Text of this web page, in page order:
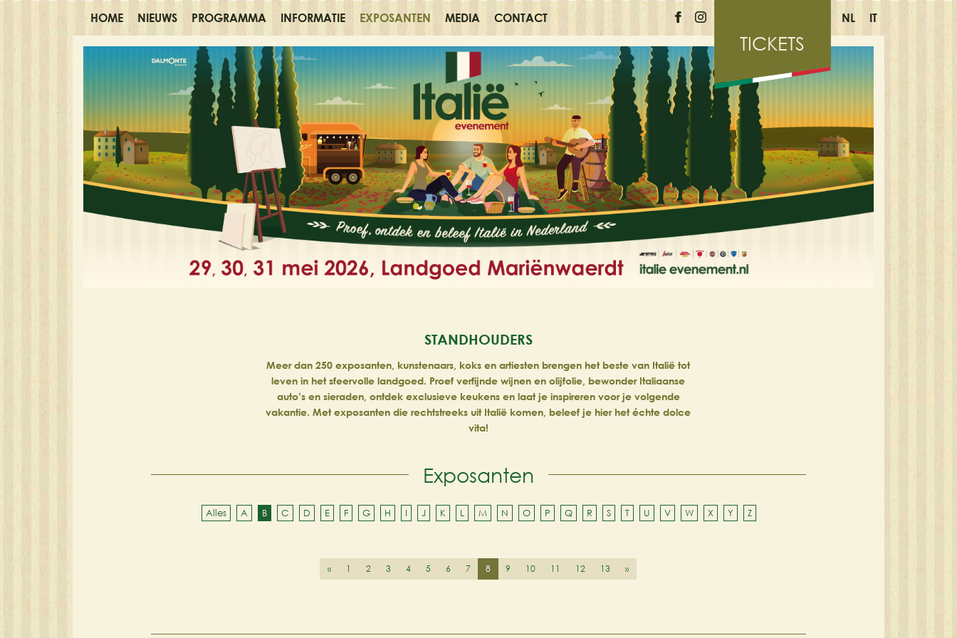
HOME NIEUWS PROGRAMMA INFORMATIE EXPOSANTEN MEDIA CONTACT NL IT
TICKETS
STANDHOUDERS
Meer dan 250 exposanten, kunstenaars, koks en artiesten brengen het beste van Italië tot
leven in het sfeervolle landgoed. Proef verfijnde wijnen en olijfolie, bewonder Italiaanse
auto’s en sieraden, ontdek exclusieve keukens en laat je inspireren voor je volgende
vakantie. Met exposanten die rechtstreeks uit Italië komen, beleef je hier het échte dolce
vita!
Exposanten
Alles A B C D E F G H I J K L M N O P Q R S T U V W X Y Z
« 1 2 3 4 5 6 7 8 9 10 11 12 13 »